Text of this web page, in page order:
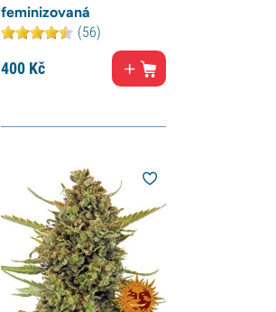
feminizovaná
(56)
400Kč